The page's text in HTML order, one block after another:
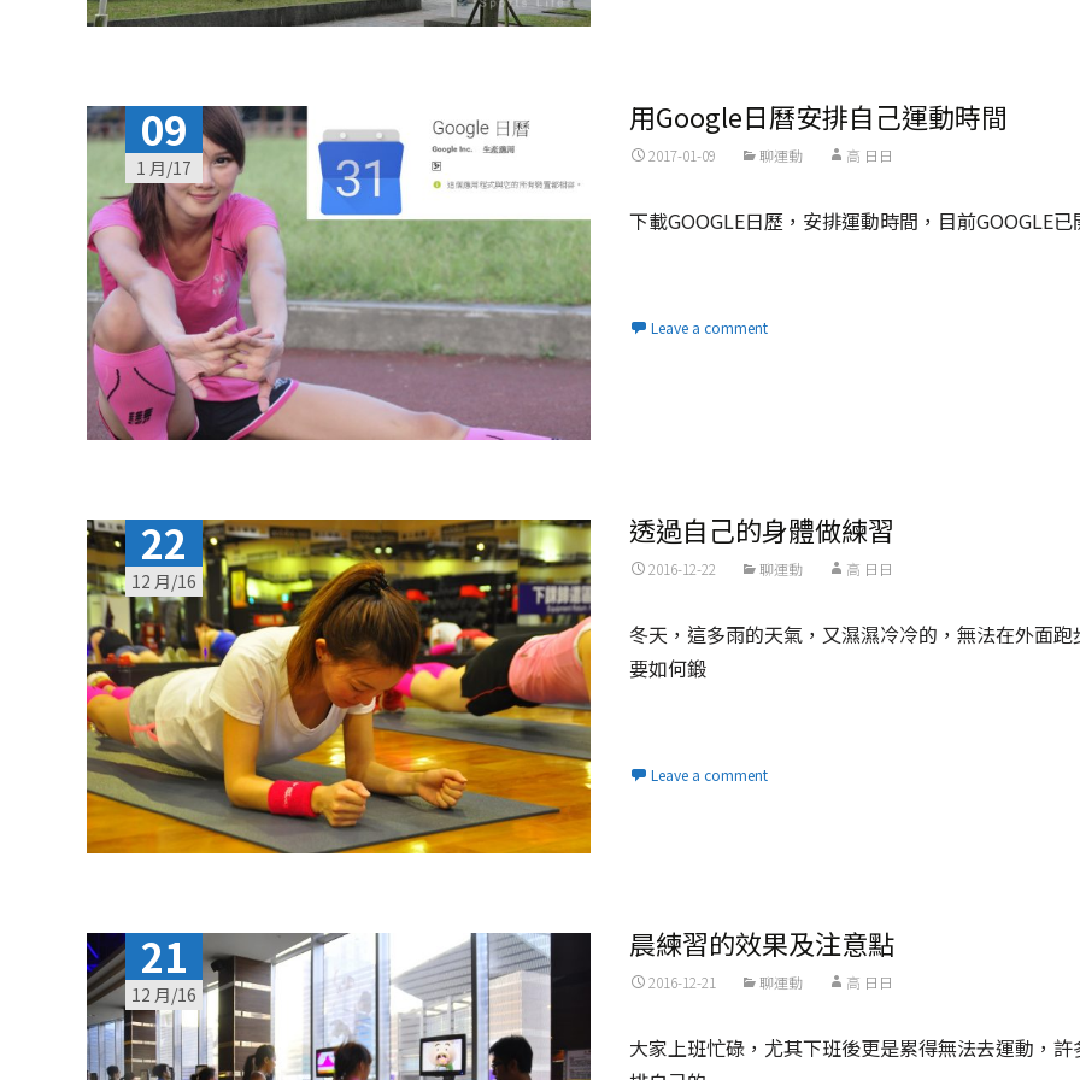
09
1 月/17
用Google日曆安排自己運動時間
2017-01-09 聊運動 高 日日
下載GOOGLE日歷，安排運動時間，目前GOOGLE已
Leave a comment
22
12 月/16
透過自己的身體做練習
2016-12-22 聊運動 高 日日
冬天，這多雨的天氣，又濕濕冷冷的，無法在外面跑
要如何鍛
Leave a comment
21
12 月/16
晨練習的效果及注意點
2016-12-21 聊運動 高 日日
大家上班忙碌，尤其下班後更是累得無法去運動，許